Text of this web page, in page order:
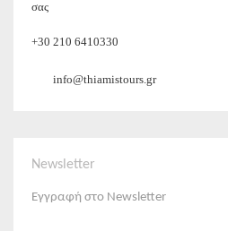
σας
+30 210 6410330
info@thiamistours.gr
Newsletter
Εγγραφή στο Newsletter